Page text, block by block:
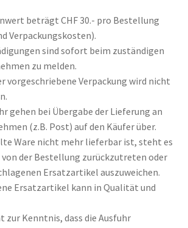
beträgt CHF 30.- pro Bestellung
Verpackungskosten).
sind sofort beim zuständigen
zu melden.
vorgeschriebene Verpackung wird nicht
gehen bei Übergabe der Lieferung an
(z.B. Post) auf den Käufer über.
Ware nicht mehr lieferbar ist, steht es
der Bestellung zurückzutreten oder
Ersatzartikel auszuweichen.
Ersatzartikel kann in Qualität und
zur Kenntnis, dass die Ausfuhr